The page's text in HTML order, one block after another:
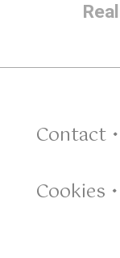
Contact •
Cookies •